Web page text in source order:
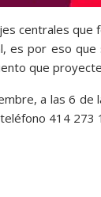
centrales que
es por eso que
que
a las 6 de
414 273